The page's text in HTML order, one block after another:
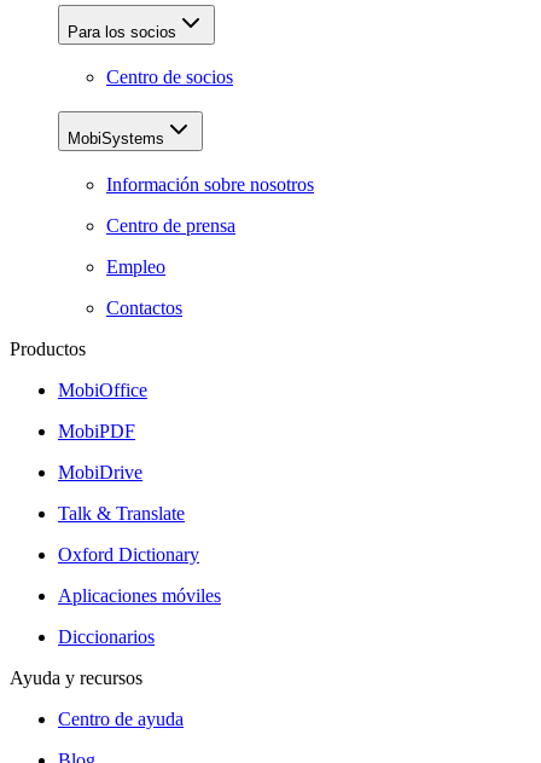
Para los socios
Centro de socios
MobiSystems
Información sobre nosotros
Centro de prensa
Empleo
Contactos
Productos
MobiOffice
MobiPDF
MobiDrive
Talk & Translate
Oxford Dictionary
Aplicaciones móviles
Diccionarios
Ayuda y recursos
Centro de ayuda